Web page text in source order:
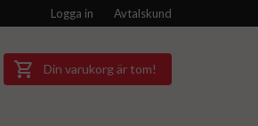
Logga in Avtalskund
Din varukorg är tom!